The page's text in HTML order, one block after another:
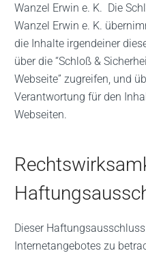
Wanzel Erwin e. K. Die
Wanzel Erwin e. K.
die Inhalte irgendeiner
über die “Schloß &
Webseite” zugreifen, und
Verantwortung für den
Webseiten.
Dieser
Internetangebotes zu